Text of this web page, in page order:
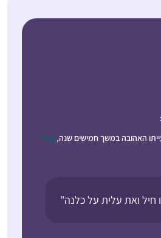
האהובה במשך חמישים שנה, קרול
חיל ואת עלית על כלנה”